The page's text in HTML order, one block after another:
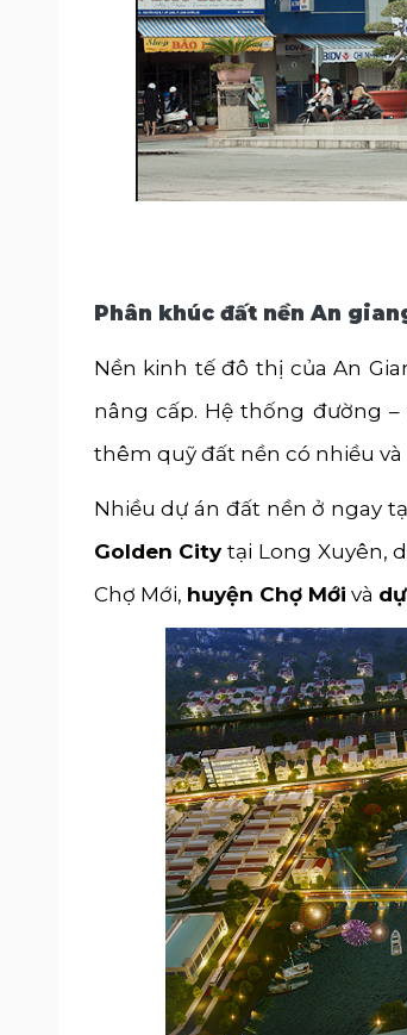
Phân khúc đất nền An
Nền kinh tế đô thị của An
nâng cấp. Hệ thống đường
thêm quỹ đất nền có nhiều
Nhiều dự án đất nền ở ngay
Golden Citytại Long Xuyên,
Chợ Mới, huyện Chợ Mới và